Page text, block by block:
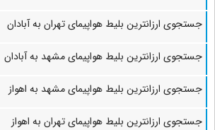
جستجوی ارزانترین بلیط هواپیمای تهران به آبادان
جستجوی ارزانترین بلیط هواپیمای مشهد به آبادان
جستجوی ارزانترین بلیط هواپیمای مشهد به اهواز
جستجوی ارزانترین بلیط هواپیمای تهران به اهواز